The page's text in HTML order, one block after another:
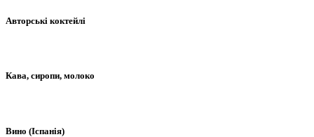
Авторські коктейлі
Кава, сиропи, молоко
Вино (Іспанія)